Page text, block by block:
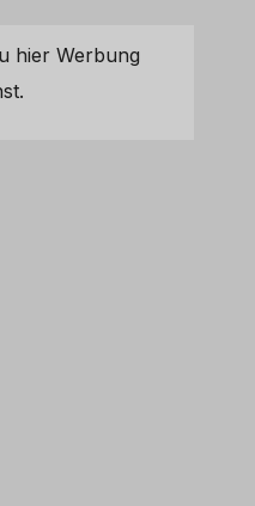
hier Werbung